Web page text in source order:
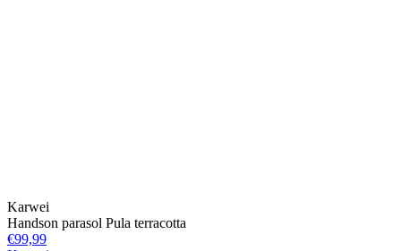
Karwei
Handson parasol Pula terracotta
€99,99